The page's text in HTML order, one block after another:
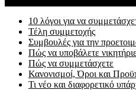
10 λόγοι για να
Τέλη συμμετοχής
Συμβουλές για την
Πώς να υποβάλετε
Πώς να συμμετάσχετε
Κανονισμοί, Όροι και
Τι νέο και διαφορετικό